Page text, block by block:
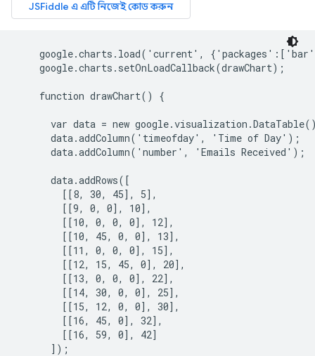
google.charts.load('current',
    google.charts.setOnLoadCallback(drawChart);
    function drawChart() {
var data = new
      data.addColumn('timeofday', 'Time of Day');
      data.addColumn('number', 'Emails Received');
      data.addRows([
        [[8, 30, 45], 5],
        [[9, 0, 0], 10],
        [[10, 0, 0, 0], 12],
        [[10, 45, 0, 0], 13],
        [[11, 0, 0, 0], 15],
        [[12, 15, 45, 0], 20],
        [[13, 0, 0, 0], 22],
        [[14, 30, 0, 0], 25],
        [[15, 12, 0, 0], 30],
        [[16, 45, 0], 32],
        [[16, 59, 0], 42]
      ]);